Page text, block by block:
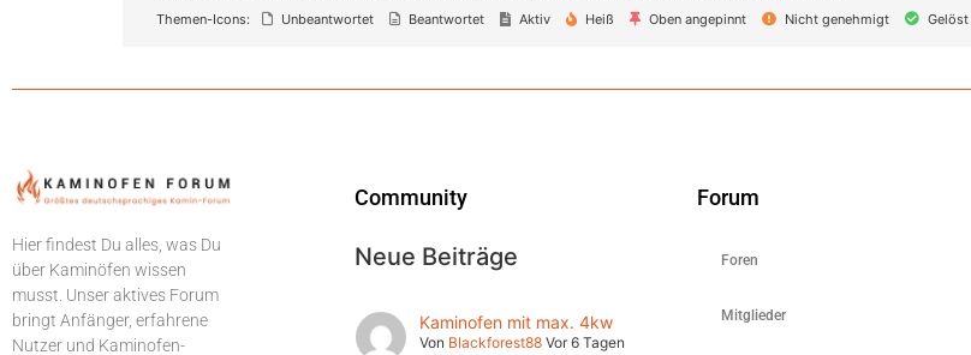
Themen-Icons:
Unbeantwortet Beantwortet Aktiv Heiß Oben angepinnt Nicht genehmigt Gelöst
Hier findest Du alles, was Du
über Kaminöfen wissen
musst. Unser aktives Forum
bringt Anfänger, erfahrene
Nutzer und Kaminofen-
Community
Neue Beiträge
Kaminofen mit max. 4kw
Von Blackforest88 Vor 6 Tagen
Forum
Foren
Mitglieder